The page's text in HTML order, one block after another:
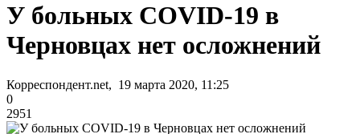
У больных COVID-19 в
Черновцах нет осложнений
Корреспондент.net, 19 марта 2020, 11:25
0
2951